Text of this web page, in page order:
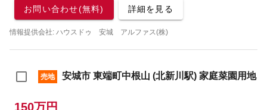
お問い合わせ(無料) 詳細を見る
情報提供会社: ハウスドゥ 安城 アルファス(株)
売地 安城市 東端町中根山 (北新川駅) 家庭菜園用地
150万円